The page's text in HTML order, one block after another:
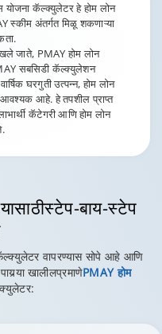
कॅल्क्युलेटर हे होम लोन
स्कीम अंतर्गत मिळू शकणाऱ्या
जाते, PMAY होम लोन
सबसिडी कॅल्क्युलेशन
घरगुती उत्पन्न, होम लोन
आहे. हे तपशील प्राप्त
कॅटेगरी आणि होम लोन
स्टेप-बाय-स्टेप
वापरण्यास सोपे आहे आणि
खालीलप्रमाणेPMAY होम